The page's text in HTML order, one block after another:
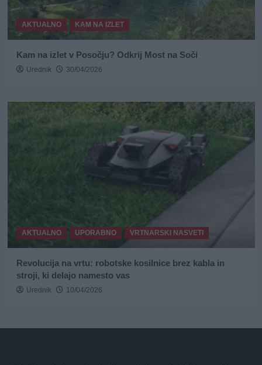
AKTUALNO KAM NA IZLET
Kam na izlet v Posočju? Odkrij Most na Soči
Urednik 30/04/2026
AKTUALNO UPORABNO VRTNARSKI NASVETI
Revolucija na vrtu: robotske kosilnice brez kabla in
stroji, ki delajo namesto vas
Urednik 10/04/2026